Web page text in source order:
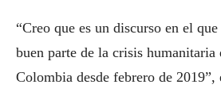
“Creo que es un discurso en el
buen parte de la crisis humanitaria
Colombia desde febrero de 2019”,